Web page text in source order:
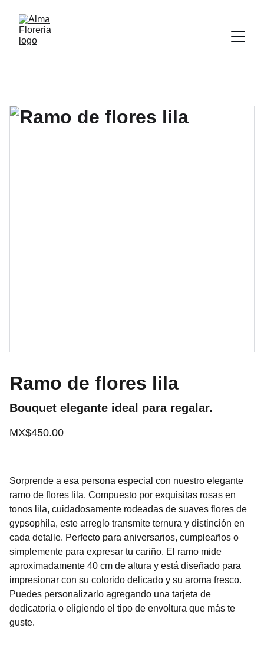
Ramo de flores lila
Bouquet elegante ideal para regalar.
MX$450.00
Sorprende a esa persona especial con nuestro elegante
ramo de flores lila. Compuesto por exquisitas rosas en
tonos lila, cuidadosamente rodeadas de suaves flores de
gypsophila, este arreglo transmite ternura y distinción en
cada detalle. Perfecto para aniversarios, cumpleaños o
simplemente para expresar tu cariño. El ramo mide
aproximadamente 40 cm de altura y está diseñado para
impresionar con su colorido delicado y su aroma fresco.
Puedes personalizarlo agregando una tarjeta de
dedicatoria o eligiendo el tipo de envoltura que más te
guste.